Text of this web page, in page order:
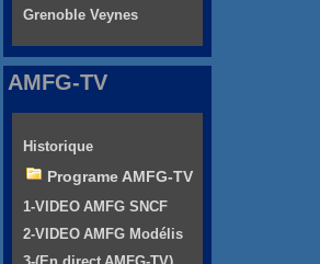
Grenoble Veynes
AMFG-TV
Historique
Programe AMFG-TV
1-VIDEO AMFG SNCF
2-VIDEO AMFG Modélis